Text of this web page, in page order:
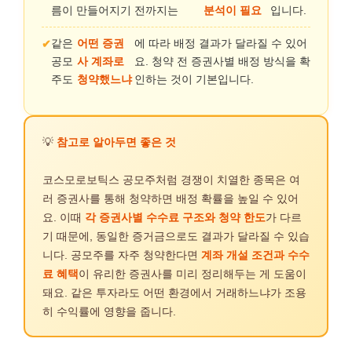
름이 만들어지기 전까지는
분석이 필요
입니다.
같은
공모
주도
어떤 증권
사 계좌로
청약했느냐
에 따라 배정 결과가 달라질 수 있어
요. 청약 전 증권사별 배정 방식을 확
인하는 것이 기본입니다.
💡 참고로 알아두면 좋은 것
코스모로보틱스 공모주처럼 경쟁이 치열한 종목은 여
러 증권사를 통해 청약하면 배정 확률을 높일 수 있어
요. 이때 각 증권사별 수수료 구조와 청약 한도가 다르
기 때문에, 동일한 증거금으로도 결과가 달라질 수 있습
니다. 공모주를 자주 청약한다면 계좌 개설 조건과 수수
료 혜택이 유리한 증권사를 미리 정리해두는 게 도움이
돼요. 같은 투자라도 어떤 환경에서 거래하느냐가 조용
히 수익률에 영향을 줍니다.